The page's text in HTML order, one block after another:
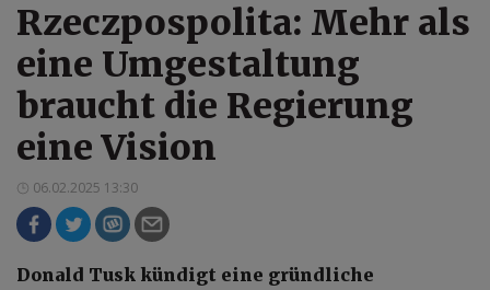
Rzeczpospolita: Mehr als
eine Umgestaltung
braucht die Regierung
eine Vision
06.02.2025 13:30
Donald Tusk kündigt eine gründliche